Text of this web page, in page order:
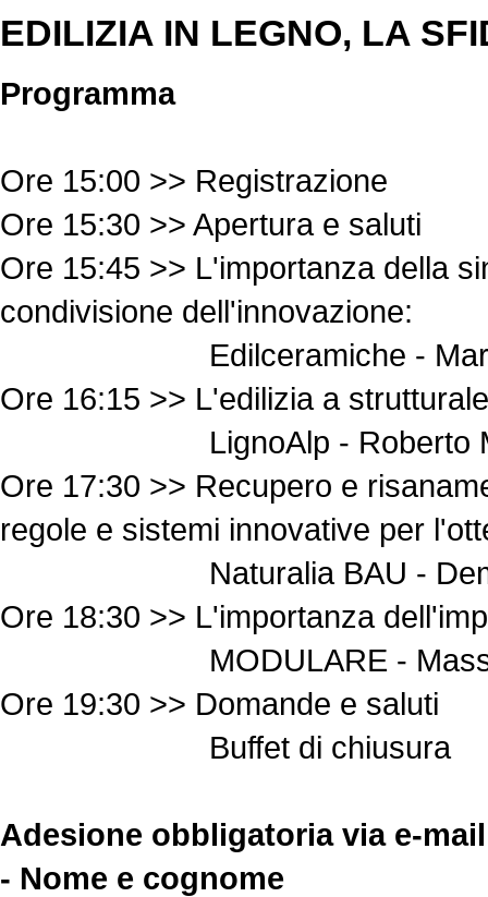
EDILIZIA IN LEGNO, LA
Programma
Ore 15:00 >> Registrazione
Ore 15:30 >> Apertura e saluti
Ore 15:45 >> L'importanza della
condivisione dell'innovazione:
Edilceramiche - Mario
Ore 16:15 >> L'edilizia a
LignoAlp - Roberto
Ore 17:30 >> Recupero e
regole e sistemi innovative per
Naturalia BAU - Demis
Ore 18:30 >> L'importanza
MODULARE - Massimo
Ore 19:30 >> Domande e saluti
Buffet di chiusura
Adesione obbligatoria via e-
- Nome e cognome